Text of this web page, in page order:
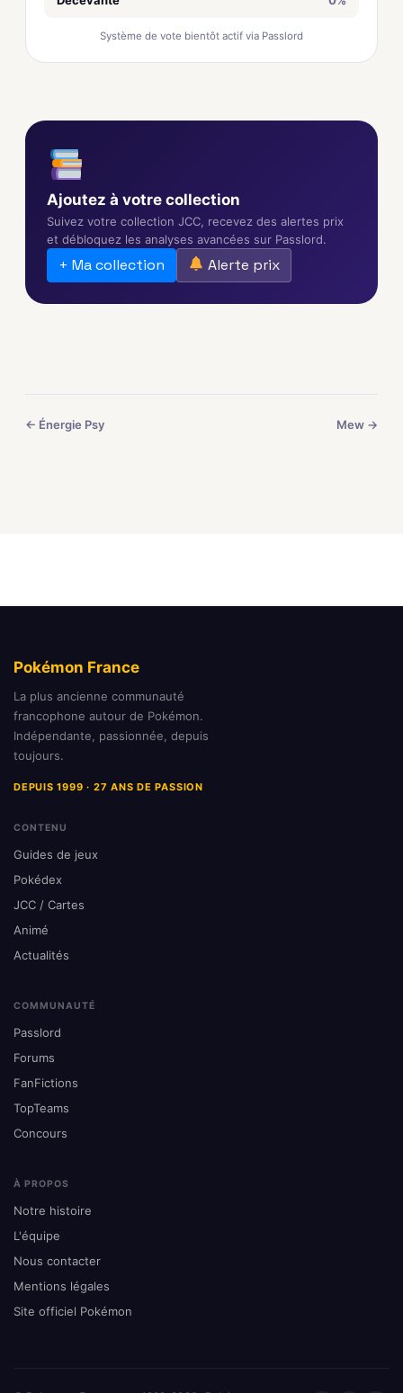
Système de vote bientôt actif via Passlord
Ajoutez à votre collection
Suivez votre collection JCC, recevez des alertes prix
et débloquez les analyses avancées sur Passlord.
+ Ma collection Alerte prix
← Énergie Psy Mew →
Pokémon France
La plus ancienne communauté
francophone autour de Pokémon.
Indépendante, passionnée, depuis
toujours.
DEPUIS 1999 · 27 ANS DE PASSION
CONTENU
Guides de jeux
Pokédex
JCC / Cartes
Animé
Actualités
COMMUNAUTÉ
Passlord
Forums
FanFictions
TopTeams
Concours
À PROPOS
Notre histoire
L'équipe
Nous contacter
Mentions légales
Site officiel Pokémon